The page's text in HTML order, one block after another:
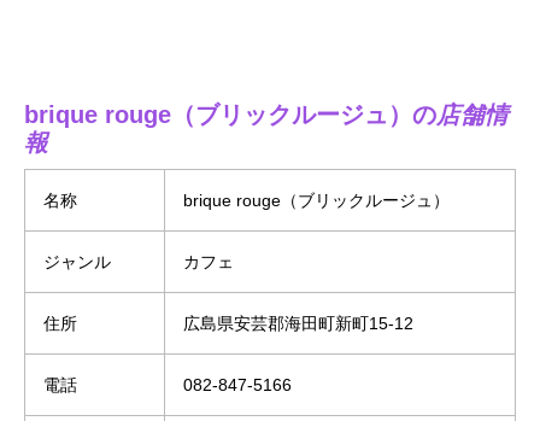
brique rouge（ブリックルージュ）の店舗情
報
名称 brique rouge（ブリックルージュ）
ジャンル カフェ
住所 広島県安芸郡海田町新町15-12
電話 082-847-5166